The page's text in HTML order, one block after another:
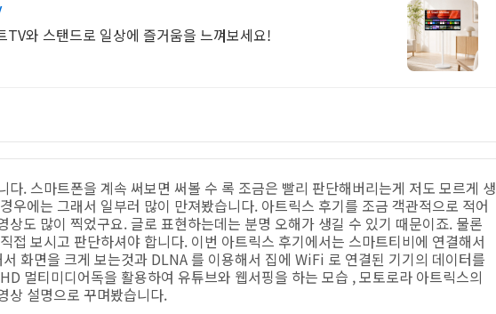
TV와 스탠드로 일상에 즐거움을 느껴보세요!
다. 스마트폰을 계속 써보면 써볼 수 록 조금은 빨리 판단해버리는게 저도 모르게 생
우에는 그래서 일부러 많이 만져봤습니다. 아트릭스 후기를 조금 객관적으로 적어
상도 많이 찍었구요. 글로 표현하는데는 분명 오해가 생길 수 있기 때문이죠. 물론
접 보시고 판단하셔야 합니다. 이번 아트릭스 후기에서는 스마트티비에 연결해서
화면을 크게 보는것과 DLNA 를 이용해서 집에 WiFi 로 연결된 기기의 데이터를
멀티미디어독을 활용하여 유튜브와 웹서핑을 하는 모습 , 모토로라 아트릭스의
상 설명으로 꾸며봤습니다.